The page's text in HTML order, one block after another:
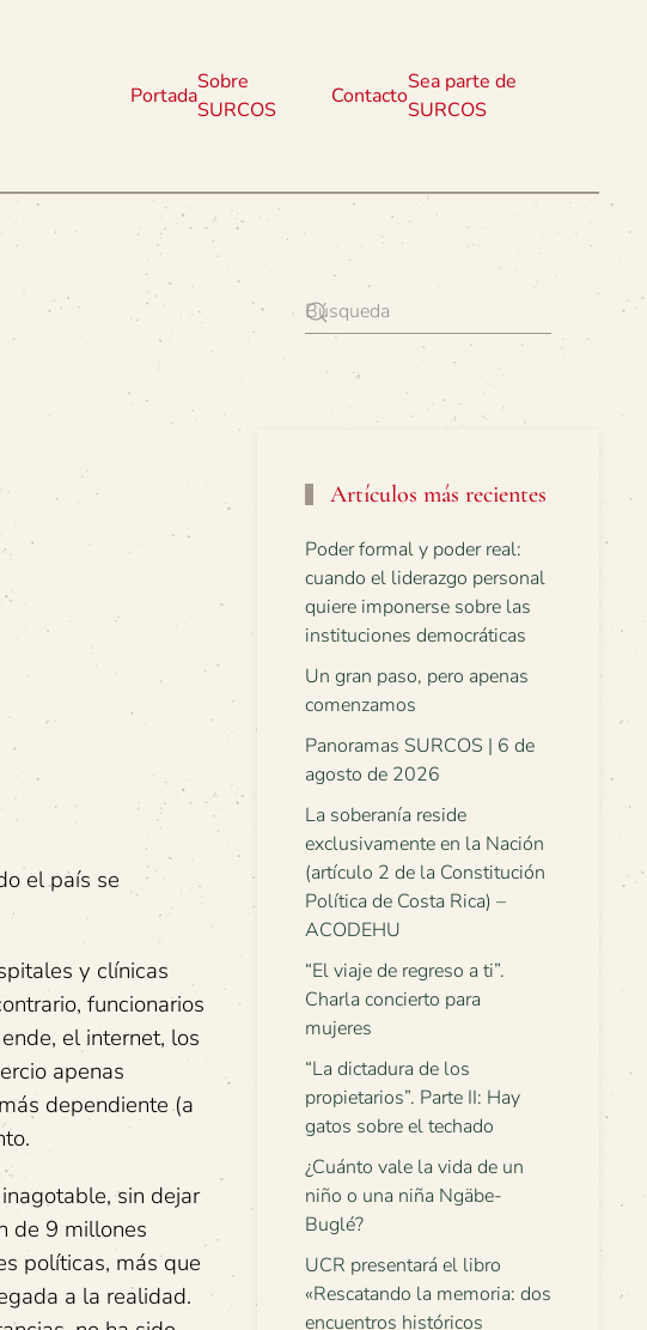
Portada
Sobre
SURCOS
Contacto
Sea parte de
SURCOS
el país se
y clínicas
funcionarios
el internet, los
apenas
dependiente (a
sin dejar
de 9 millones
políticas, más que
a la realidad.
Artículos más recientes
Poder formal y poder real:
cuando el liderazgo personal
quiere imponerse sobre las
instituciones democráticas
Un gran paso, pero apenas
comenzamos
Panoramas SURCOS | 6 de
agosto de 2026
La soberanía reside
exclusivamente en la Nación
(artículo 2 de la Constitución
Política de Costa Rica) –
ACODEHU
“El viaje de regreso a ti”.
Charla concierto para
mujeres
“La dictadura de los
propietarios”. Parte II: Hay
gatos sobre el techado
¿Cuánto vale la vida de un
niño o una niña Ngäbe-
Buglé?
UCR presentará el libro
«Rescatando la memoria: dos
encuentros históricos